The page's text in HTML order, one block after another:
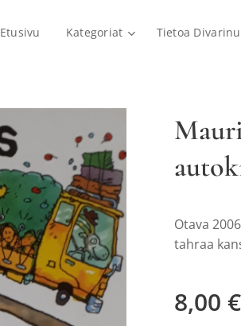
Etusivu Kategoriat Tietoa
Otava
tahraa
8,00 €